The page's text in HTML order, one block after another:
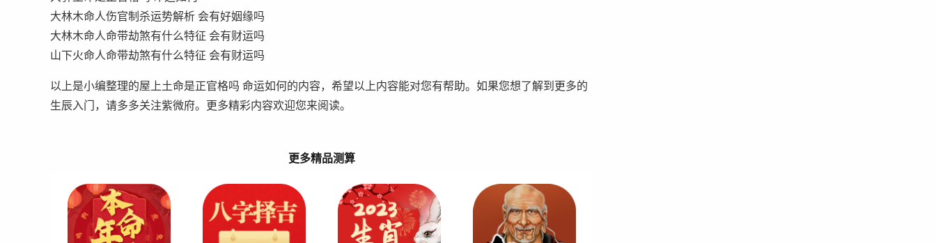
大林木命人伤官制杀运势解析 会有好姻缘吗
大林木命人命带劫煞有什么特征 会有财运吗
山下火命人命带劫煞有什么特征 会有财运吗
以上是小编整理的屋上土命是正官格吗 命运如何的内容，希望以上内容能对您有帮助。如果您想了解到更多的
生辰入门，请多多关注紫微府。更多精彩内容欢迎您来阅读。
更多精品测算